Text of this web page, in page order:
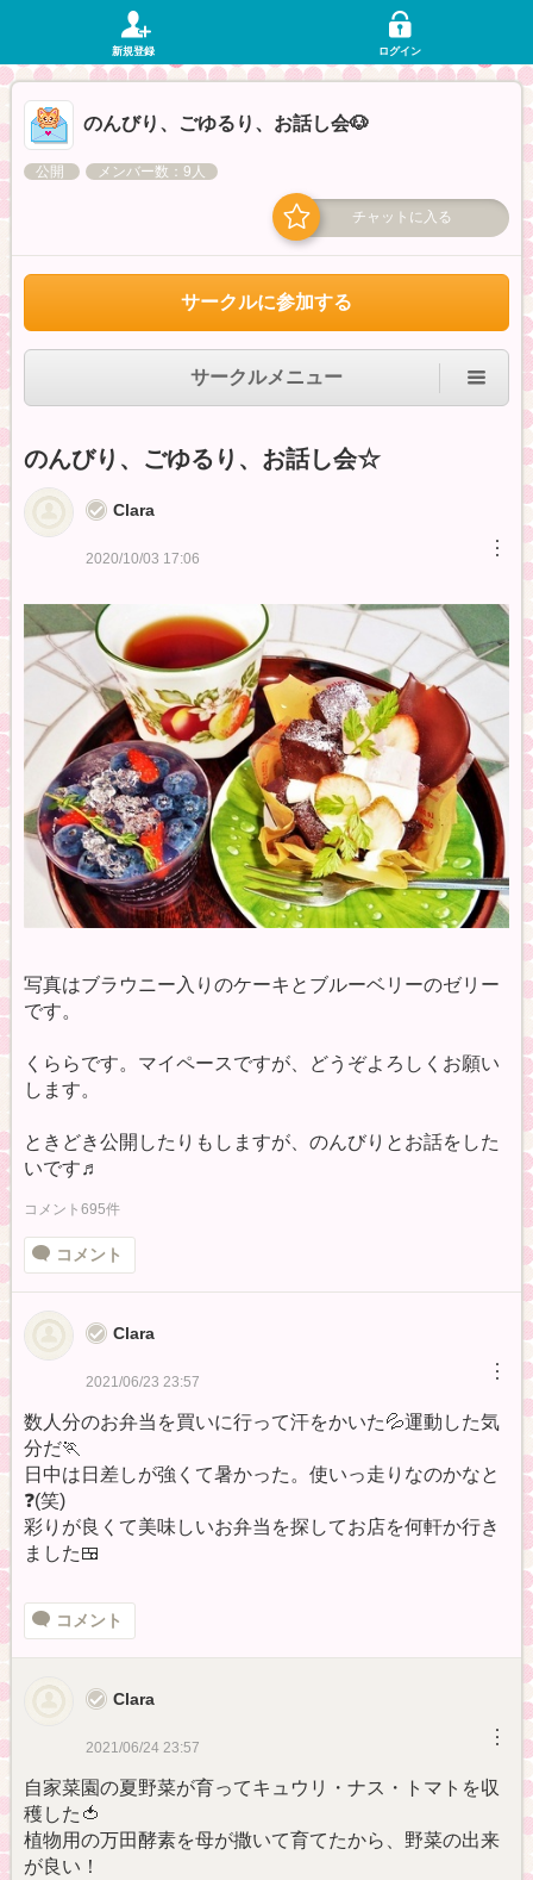
新規登録 ログイン
のんびり、ごゆるり、お話し会🐶
公開 メンバー数：9人
チャットに入る
サークルに参加する
サークルメニュー
のんびり、ごゆるり、お話し会☆
Clara
2020/10/03 17:06 ︙
写真はブラウニー入りのケーキとブルーベリーのゼリー
です。
くららです。マイペースですが、どうぞよろしくお願い
します。
ときどき公開したりもしますが、のんびりとお話をした
いです♬
コメント695件
コメント
Clara
2021/06/23 23:57 ︙
数人分のお弁当を買いに行って汗をかいた💦運動した気
分だ🏃
日中は日差しが強くて暑かった。使いっ走りなのかなと
❓(笑)
彩りが良くて美味しいお弁当を探してお店を何軒か行き
ました🍱
コメント
Clara
2021/06/24 23:57 ︙
自家菜園の夏野菜が育ってキュウリ・ナス・トマトを収
穫した🍅
植物用の万田酵素を母が撒いて育てたから、野菜の出来
が良い！